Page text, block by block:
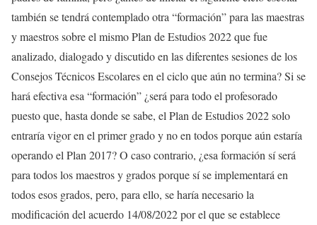
también se tendrá contemplado otra “formación” para las maestras
y maestros sobre el mismo Plan de Estudios 2022 que fue
analizado, dialogado y discutido en las diferentes sesiones de los
Consejos Técnicos Escolares en el ciclo que aún no termina? Si se
hará efectiva esa “formación” ¿será para todo el profesorado
puesto que, hasta donde se sabe, el Plan de Estudios 2022 solo
entraría vigor en el primer grado y no en todos porque aún estaría
operando el Plan 2017? O caso contrario, ¿esa formación sí será
para todos los maestros y grados porque sí se implementará en
todos esos grados, pero, para ello, se haría necesario la
modificación del acuerdo 14/08/2022 por el que se establece